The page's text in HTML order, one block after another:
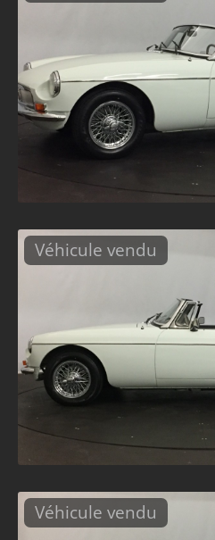
Véhicule vendu
Véhicule vendu